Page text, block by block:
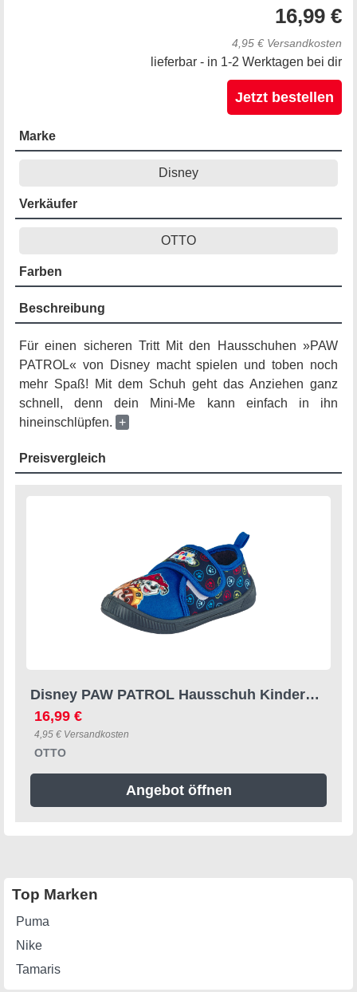
16,99 €
4,95 € Versandkosten
lieferbar - in 1-2 Werktagen bei dir
Jetzt bestellen
Marke
Disney
Verkäufer
OTTO
Farben
Beschreibung
Für einen sicheren Tritt Mit den Hausschuhen »PAW
PATROL« von Disney macht spielen und toben noch
mehr Spaß! Mit dem Schuh geht das Anziehen ganz
schnell, denn dein Mini-Me kann einfach in ihn
hineinschlüpfen. +
Preisvergleich
Disney PAW PATROL Hausschuh Kindergartenschuhe, super weiche, flexible Sohle
16,99 €
4,95 € Versandkosten
OTTO
Angebot öffnen
Top Marken
Puma
Nike
Tamaris